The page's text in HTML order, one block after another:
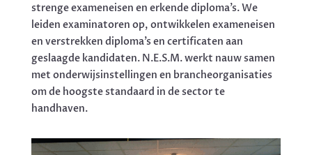
strenge exameneisen en erkende diploma’s. We
leiden examinatoren op, ontwikkelen exameneisen
en verstrekken diploma’s en certificaten aan
geslaagde kandidaten. N.E.S.M. werkt nauw samen
met onderwijsinstellingen en brancheorganisaties
om de hoogste standaard in de sector te
handhaven.